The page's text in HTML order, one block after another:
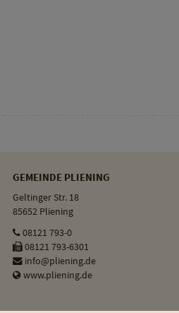
GEMEINDE PLIENING
Geltinger Str. 18
85652 Pliening
08121 793-0
08121 793-6301
info@pliening.de
www.pliening.de